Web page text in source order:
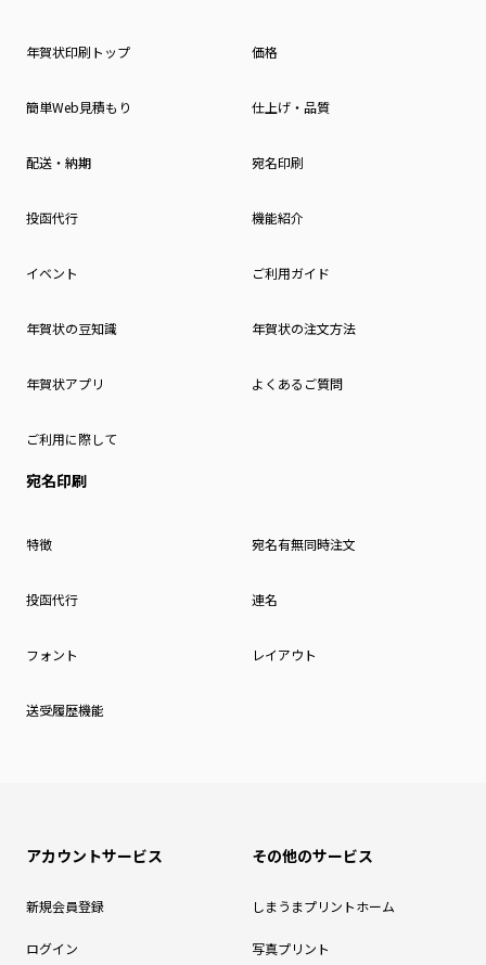
年賀状印刷トップ 価格
簡単Web見積もり 仕上げ・品質
配送・納期 宛名印刷
投函代行 機能紹介
イベント ご利用ガイド
年賀状の豆知識 年賀状の注文方法
年賀状アプリ よくあるご質問
ご利用に際して
宛名印刷
特徴 宛名有無同時注文
投函代行 連名
フォント レイアウト
送受履歴機能
アカウントサービス
新規会員登録
ログイン
その他のサービス
しまうまプリントホーム
写真プリント